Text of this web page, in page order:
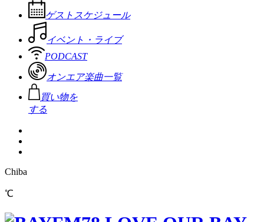
ゲストスケジュール
イベント・ライブ
PODCAST
オンエア楽曲一覧
買い物を
する
Chiba
℃